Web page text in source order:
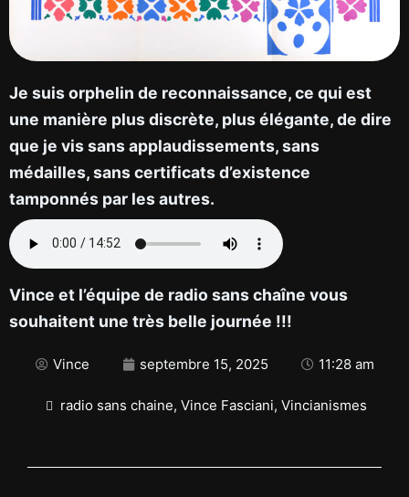
Je suis orphelin de reconnaissance, ce qui est
une manière plus discrète, plus élégante, de dire
que je vis sans applaudissements, sans
médailles, sans certificats d’existence
tamponnés par les autres.
Vince et l’équipe de radio sans chaîne vous
souhaitent une très belle journée !!!
Vince septembre 15, 2025 11:28 am
radio sans chaine, Vince Fasciani, Vincianismes